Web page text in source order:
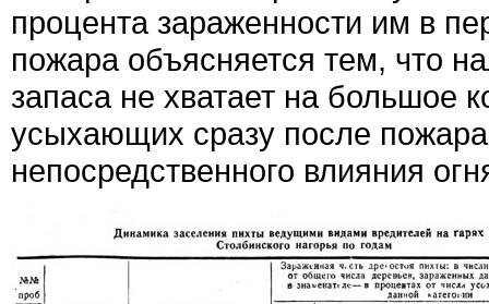
процента зараженности им в
пожара объясняется тем, что
запаса не хватает на большое
усыхающих сразу после пожара
непосредственного влияния